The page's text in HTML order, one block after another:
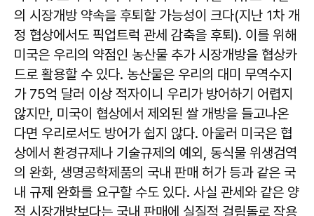
의 시장개방 약속을 후퇴할 가능성이 크다(지난 1차 개
정 협상에서도 픽업트럭 관세 감축을 후퇴). 이를 위해
미국은 우리의 약점인 농산물 추가 시장개방을 협상카
드로 활용할 수 있다. 농산물은 우리의 대미 무역수지
가 75억 달러 이상 적자이니 우리가 방어하기 어렵지
않지만, 미국이 협상에서 제외된 쌀 개방을 들고나온
다면 우리로서도 방어가 쉽지 않다. 아울러 미국은 협
상에서 환경규제나 기술규제의 예외, 동식물 위생검역
의 완화, 생명공학제품의 국내 판매 허가 등과 같은 국
내 규제 완화를 요구할 수도 있다. 사실 관세와 같은 양
적 시장개방보다는 국내 판매에 실질적 걸림돌로 작용